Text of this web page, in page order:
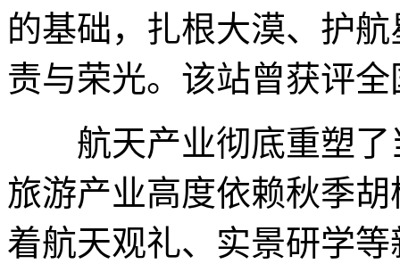
的基础，扎根大漠、护
责与荣光。该站曾获评
航天产业彻底重塑了
旅游产业高度依赖秋季
着航天观礼、实景研学